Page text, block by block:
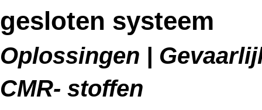
gesloten systeem
Oplossingen |
CMR- stoffen